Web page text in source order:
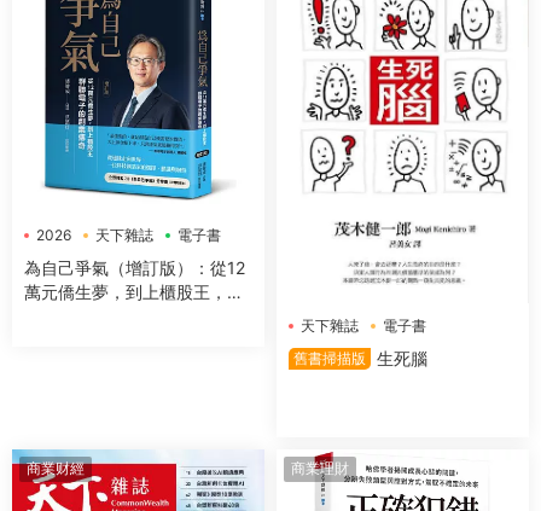
2026 天下雜誌 電子書
為自己爭氣（增訂版）：從12
萬元僑生夢，到上櫃股王，群
天下雜誌
電子書
舊書掃描版
生死腦
商業财經 商業理財